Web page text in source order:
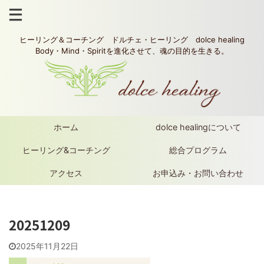
ヒーリング＆コーチング ドルチェ・ヒーリング dolce healing
Body・Mind・Spiritを進化させて、魂の目的を生きる。
ホーム dolce healingについて
ヒーリング&コーチング 総合プログラム
アクセス お申込み・お問い合わせ
20251209
2025年11月22日